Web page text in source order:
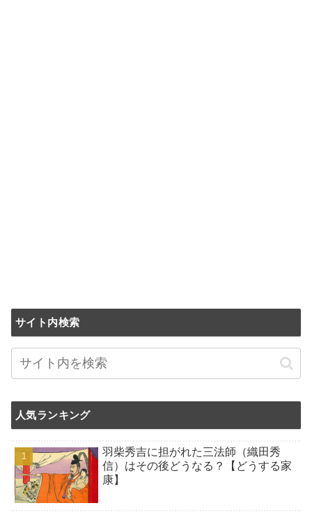
サイト内検索
人気ランキング
羽柴秀吉に担がれた三法師（織田秀
信）はその後どうなる？【どうする家
康】